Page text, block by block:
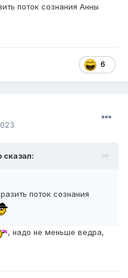
поток сознания Анны
6
сказал:
поток сознания
, надо не меньше ведра,